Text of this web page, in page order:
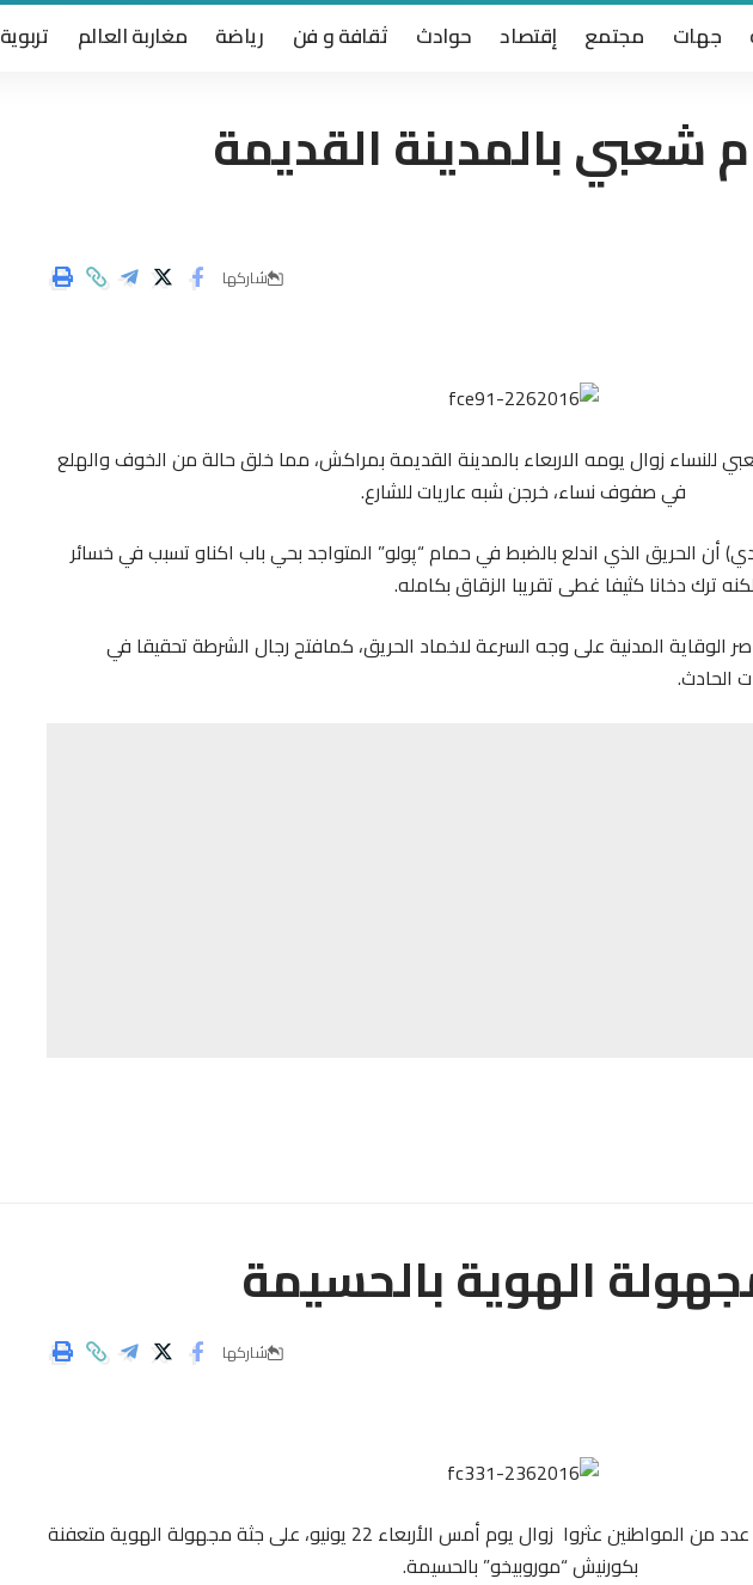
جهات مجتمع إقتصاد حوادث ثقافة و فن رياضة مغاربة العالم تربوية
شعبي بالمدينة القديمة
شاركها
زوال يومه الاربعاء بالمدينة القديمة بمراكش، مما خلق حالة من الخوف والهلع
في صفوف نساء، خرجن شبه عاريات للشارع.
الحريق الذي اندلع بالضبط في حمام “پولو” المتواجد بحي باب اكناو تسبب في خسائر
ترك دخانا كثيفا غطى تقريبا الزقاق بكامله.
الوقاية المدنية على وجه السرعة لاخماد الحريق، كمافتح رجال الشرطة تحقيقا في
الحادث.
الهوية بالحسيمة
شاركها
أفاد مصدر مطلع لأرض بلادي أن عدد من المواطنين عثروا زوال يوم أمس الأربعاء 22 يونيو، على جثة مجهولة الهوية متعفنة
بكورنيش “موروبيخو” بالحسيمة.